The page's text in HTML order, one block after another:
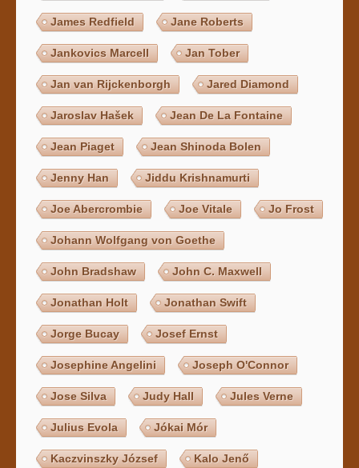
James Redfield Jane Roberts
Jankovics Marcell Jan Tober
Jan van Rijckenborgh Jared Diamond
Jaroslav Hašek Jean De La Fontaine
Jean Piaget Jean Shinoda Bolen
Jenny Han Jiddu Krishnamurti
Joe Abercrombie Joe Vitale Jo Frost
Johann Wolfgang von Goethe
John Bradshaw John C. Maxwell
Jonathan Holt Jonathan Swift
Jorge Bucay Josef Ernst
Josephine Angelini Joseph O'Connor
Jose Silva Judy Hall Jules Verne
Julius Evola Jókai Mór
Kaczvinszky József Kalo Jenő